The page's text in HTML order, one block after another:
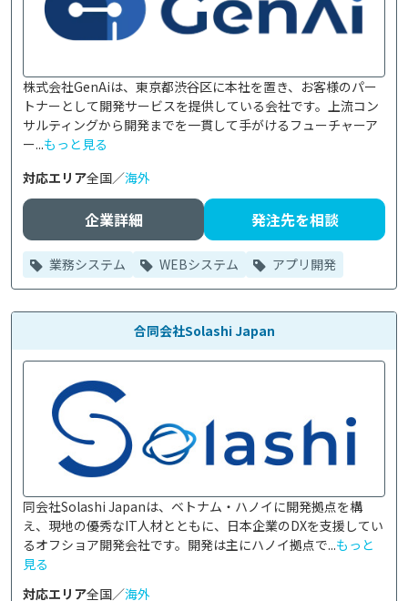
株式会社GenAiは、東京都渋谷区に本社を置き、お客様のパー
トナーとして開発サービスを提供している会社です。上流コン
サルティングから開発までを一貫して手がけるフューチャーア
ー...もっと見る
対応エリア全国／海外
企業詳細 発注先を相談
業務システム WEBシステム アプリ開発
合同会社Solashi Japan
同会社Solashi Japanは、ベトナム・ハノイに開発拠点を構
え、現地の優秀なIT人材とともに、日本企業のDXを支援してい
るオフショア開発会社です。開発は主にハノイ拠点で...もっと
見る
対応エリア全国／海外